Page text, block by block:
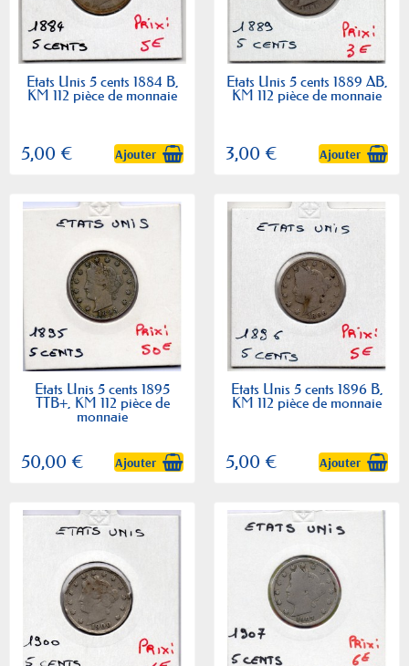
Etats Unis 5 cents 1884 B,
KM 112 pièce de monnaie
5,00 € Ajouter
Etats Unis 5 cents 1889 AB,
KM 112 pièce de monnaie
3,00 € Ajouter
Etats Unis 5 cents 1895
TTB+, KM 112 pièce de
monnaie
50,00 € Ajouter
Etats Unis 5 cents 1896 B,
KM 112 pièce de monnaie
5,00 € Ajouter